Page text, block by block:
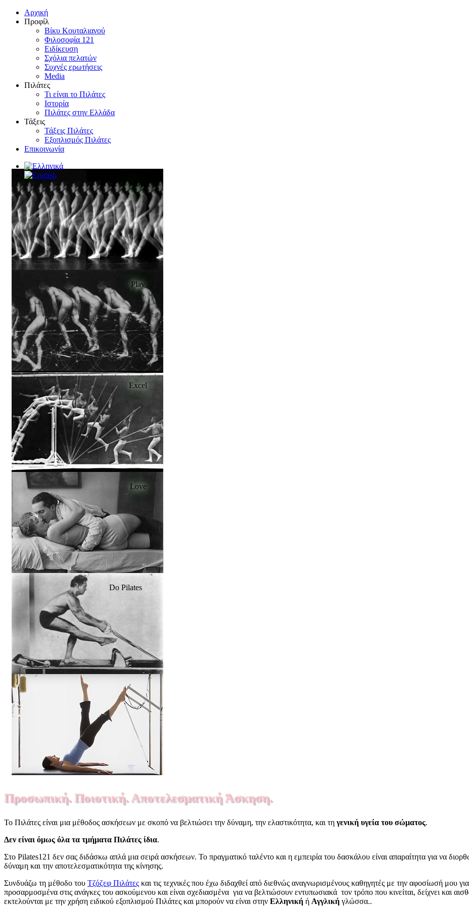
Αρχική
Προφίλ
Βίκυ Κουταλιανού
Φιλοσοφία 121
Ειδίκευση
Σχόλια πελατών
Συχνές ερωτήσεις
Media
Πιλάτες
Τι είναι το Πιλάτες
Ιστορία
Πιλάτες στην Ελλάδα
Τάξεις
Τάξεις Πιλάτες
Εξοπλισμός Πιλάτες
Επικοινωνία
Move
Play
Excel
Love
Do Pilates
Προσωπική. Ποιοτική. Αποτελεσματική Άσκηση.
Το Πιλάτες είναι μια μέθοδος ασκήσεων με σκοπό να βελτιώσει την δύναμη, την ελαστικότητα, και τη γενική υγεία του σώματος.
Δεν είναι όμως όλα τα τμήματα Πιλάτες ίδια.
Στο Pilates121 δεν σας διδάσκω απλά μια σειρά ασκήσεων. Το πραγματικό ταλέντο και η εμπειρία του δασκάλου είναι απαραίτητα για να
δύναμη και την αποτελεσματικότητα της κίνησης.
Συνδυάζω τη μέθοδο του Τζόζεφ Πιλάτες και τις τεχνικές που έχω διδαχθεί από διεθνώς αναγνωρισμένους καθηγητές με την αφοσίωσή μου
προσαρμοσμένα στις ανάγκες του ασκούμενου και είναι σχεδιασμένα για να βελτιώσουν εντυπωσιακά τον τρόπο που κινείται, δείχνει και
εκτελούνται με την χρήση ειδικού εξοπλισμού Πιλάτες και μπορούν να είναι στην Ελληνική ή Αγγλική γλώσσα..